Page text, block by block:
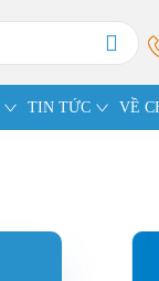
TIN TỨC VỀ